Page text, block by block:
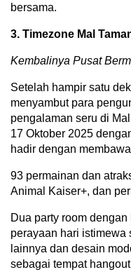
bersama.
3. Timezone Mal
Kembalinya Pusat
Setelah hampir satu
menyambut para
pengalaman seru di
17 Oktober 2025
hadir dengan
93 permainan dan
Animal Kaiser+, dan
Dua party room
perayaan hari istimewa
lainnya dan desain
sebagai tempat